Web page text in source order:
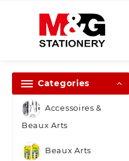
Categories
Accessoires &
Beaux Arts
Beaux Arts